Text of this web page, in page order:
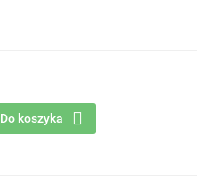
Do koszyka